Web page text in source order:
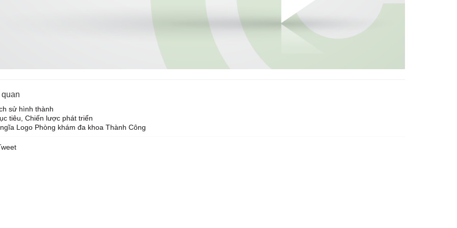
sử hình thành
tiêu, Chiến lược phát triển
Logo Phòng khám đa khoa Thành Công